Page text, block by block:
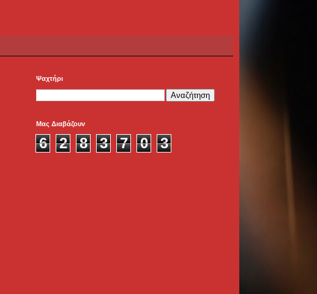
Ψαχτήρι
Μας Διαβάζουν
6 2 8 3 7 0 3